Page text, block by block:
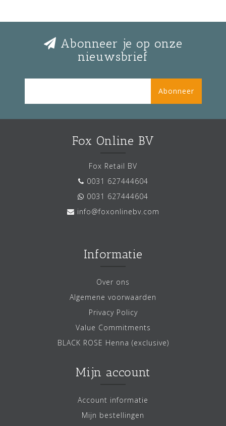
Abonneer je op onze
nieuwsbrief
Abonneer
Fox Online BV
Fox Retail BV
0031 627444604
0031 627444604
info@foxonlinebv.com
Informatie
Over ons
Algemene voorwaarden
Privacy Policy
Value Commitments
BLACK ROSE Henna (exclusive)
Mijn account
Account informatie
Mijn bestellingen